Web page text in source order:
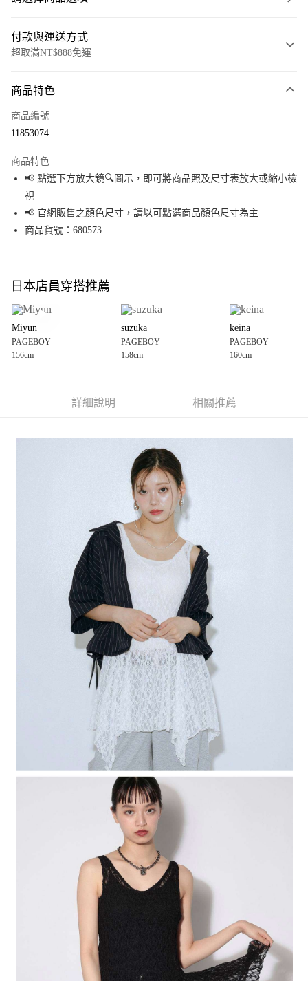
付款與運送方式
超取滿NT$888免運
信用卡一次付款
Apple Pay
街口支付
悠遊付
全盈+PAY
大哥付你分期
【大哥付你分期使用說明】
1.本服務由台灣大哥大提供，台灣大哥大用戶可立即使用無須另外申請。
2.付款方式選擇「大哥付你分期」，訂單成立後會自動跳轉到大哥付的交易
3.實際核准額度、可分期數及費用金額請依後續交易確認頁面所載為準。
4.訂單成立30分鐘內，如未前往確認交易或遇審核未通過，訂單將自動取
1.分期款項不併入電信帳單，「大哥付你分期」於每月結算日後寄送繳費提
2.透過簡訊連結打開帳單後，可選擇「超商條碼／台灣大直營門市／銀行轉
帳／街口支付／iPASS MONEY」等通路繳費。
1.本服務係由「台灣大哥大股份有限公司」（以下簡稱本公司）所提供，讓
用戶於交易時，得透過本服務購買商品或服務，並由商店將買賣／分期付款
買賣價金債權讓與本公司後，依約使用本公司帳單繳交帳款。
2.基於同意付款使用「大哥付你分期」之契約關係目的，商店將以您的個人
資料（包含姓名、電話或地址）提供予台灣大哥大進項蒐集、處理及利用，
由本公司與您本人進行分期帳單所需資料之確認、核對及更正。
3.完整用戶服務條款，請詳閱以下連結：
https://oppay.tw/userRule
AFTEE先享後付
３．安心：先確認商品／服務後，再付款。
【「AFTEE先享後付」結帳流程】
１．於結帳方式選擇「AFTEE先享後付」後，將跳轉至「AFTEE先享後付」
結帳頁面，進行簡訊認證並確認金額後，即可完成結帳。
２．訂單成立數日內，您將收到繳費通知簡訊。
３．收到繳費通知簡訊後14天內，點擊此簡訊中的連結，可透過四大超商／
ATM／網路銀行／等多元方式進行付款，方視為交易完成。
※ 請注意：結帳手續完成當下不需立刻繳費，但若您需要取消訂單，請聯絡
購買商品的店家。未經商家同意取消之訂單仍視為有效，需透過AFTEE先享
後付繳納相關費用。
※ 交易是否成功請以「AFTEE先享後付 」之結帳頁面顯示為準，若有關於
是否繳費成功／繳費後需取消欲退款等相關疑問，請聯繫「AFTEE先享後付
客戶支援中心」https://netprotections.freshdesk.com/support/home
１．透過由恩沛科技股份有限公司提供之「AFTEE先享後付」服務完成之交
易，需依本服務之必要範圍內提供個人資料，並將交易相關給付款項請求債
權轉讓予恩沛科技股份有限公司。
２．關於個人資料處理事宜，請瀏覽以下網址： https://aftee.tw/terms/#terms3
３．未成年的使用者請事先徵得法定代理人或監護人之同意方可使用
「AFTEE先享後付」，若未經同意申辦者引起之損失，本公司不負相關責
４．使用「AFTEE先享後付」時，將依據個別帳號之用戶狀況，依本公司即
時審查核予不同之上限額度；若仍有額度不足之情形，本公司將視審查結果
請求用戶進行身份認證。
５．嚴禁一人註冊多個帳號或使用他人資訊註冊。若發現惡意使用之情形，
恩沛科技股份有限公司將有權停止該用戶之使用額度並採取法律行動。
每筆NT$80，滿NT$888(含以上)免運費
每筆NT$80，滿NT$888(含以上)免運費
每筆NT$80，滿NT$1,500(含以上)免運費
每筆NT$80，滿NT$1,500(含以上)免運費
每筆NT$80，滿NT$1,500(含以上)免運費
商品特色
商品編號
11853074
商品特色
📢 點選下方放大鏡🔍圖示，即可將商品照及尺寸表放大或縮小檢
視
📢 官網販售之顏色尺寸，請以可點選商品顏色尺寸為主
商品貨號：680573
日本店員穿搭推薦
Miyun
PAGEBOY
156cm
suzuka
PAGEBOY
158cm
keina
PAGEBOY
160cm
詳細說明 相關推薦